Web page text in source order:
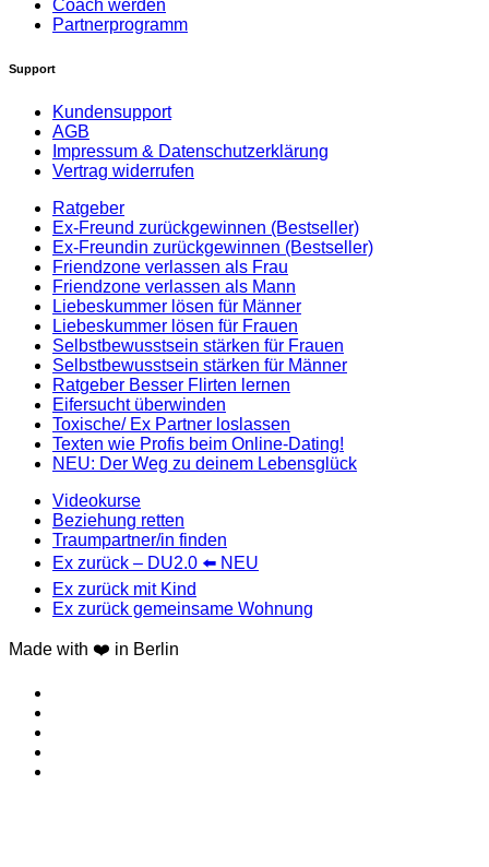
Coach werden
Partnerprogramm
Support
Kundensupport
AGB
Impressum & Datenschutzerklärung
Vertrag widerrufen
Ratgeber
Ex-Freund zurückgewinnen (Bestseller)
Ex-Freundin zurückgewinnen (Bestseller)
Friendzone verlassen als Frau
Friendzone verlassen als Mann
Liebeskummer lösen für Männer
Liebeskummer lösen für Frauen
Selbstbewusstsein stärken für Frauen
Selbstbewusstsein stärken für Männer
Ratgeber Besser Flirten lernen
Eifersucht überwinden
Toxische/ Ex Partner loslassen
Texten wie Profis beim Online-Dating!
NEU: Der Weg zu deinem Lebensglück
Videokurse
Beziehung retten
Traumpartner/in finden
Ex zurück – DU2.0 ⬅️ NEU
Ex zurück mit Kind
Ex zurück gemeinsame Wohnung
Made with ❤️ in Berlin